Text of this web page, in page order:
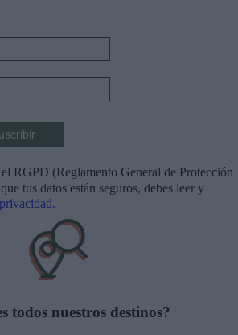
RGPD (Reglamento General de Protección
tus datos están seguros, debes leer y
todos nuestros destinos?